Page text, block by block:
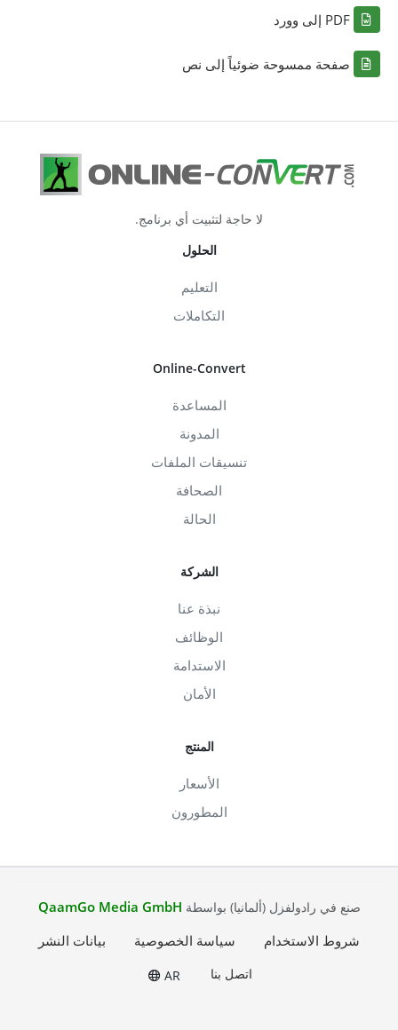
PDF إلى وورد
صفحة ممسوحة ضوئياً إلى نص
لا حاجة لتثبيت أي برنامج.
الحلول
التعليم
التكاملات
Online-Convert
المساعدة
المدونة
تنسيقات الملفات
الصحافة
الحالة
الشركة
نبذة عنا
الوظائف
الاستدامة
الأمان
المنتج
الأسعار
المطورون
صنع في رادولفزل (ألمانيا) بواسطة QaamGo Media GmbH
شروط الاستخدام
سياسة الخصوصية بيانات النشر
اتصل بنا AR